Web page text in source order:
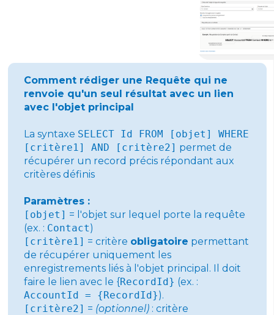
Comment rédiger une Requête qui ne
renvoie qu'un seul résultat avec un lien
avec l'objet principal
La syntaxe SELECT Id FROM [objet] WHERE
[critère1] AND [critère2] permet de
récupérer un record précis répondant aux
critères définis
Paramètres :
[objet] = l'objet sur lequel porte la requête
(ex. : Contact)
[critère1] = critère obligatoire permettant
de récupérer uniquement les
enregistrements liés à l'objet principal. Il doit
faire le lien avec le {RecordId} (ex. :
AccountId = {RecordId}).
[critère2] = (optionnel) : critère